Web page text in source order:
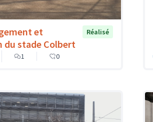
et
stade Colbert
Réalisé
1 0